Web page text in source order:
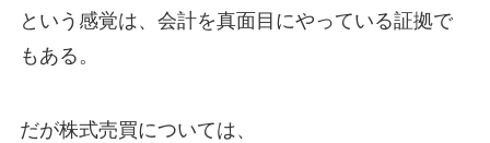
という感覚は、会計を真面目にやっている証拠で
もある。
だが株式売買については、